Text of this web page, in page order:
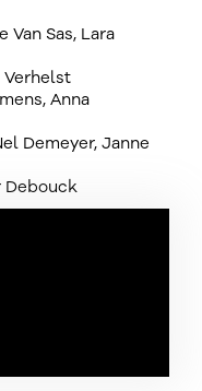
Sas, Lara
Verhelst
Anna
Demeyer, Janne
Debouck